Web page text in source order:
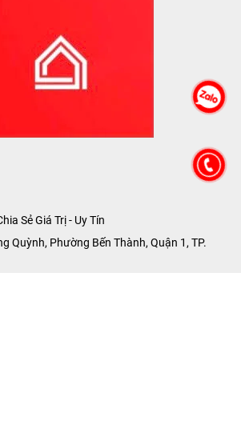
Sẻ Giá Trị - Uy Tín
Quỳnh, Phường Bến Thành, Quận 1, TP.